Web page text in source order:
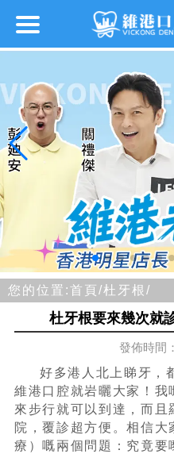
您的位置:首頁/杜牙根/
杜牙根要來幾次就
發佈時間
好多港人北上睇牙，
維港口腔就岩曬大家！我
來步行就可以到達，而且
院，覆診超方便。相信
療）嘅兩個問題：究竟要